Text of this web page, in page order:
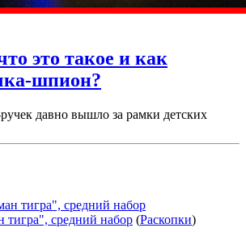
это такое и как
шпион?
давно вышло за рамки детских
тигра", средний набор (Раскопки)